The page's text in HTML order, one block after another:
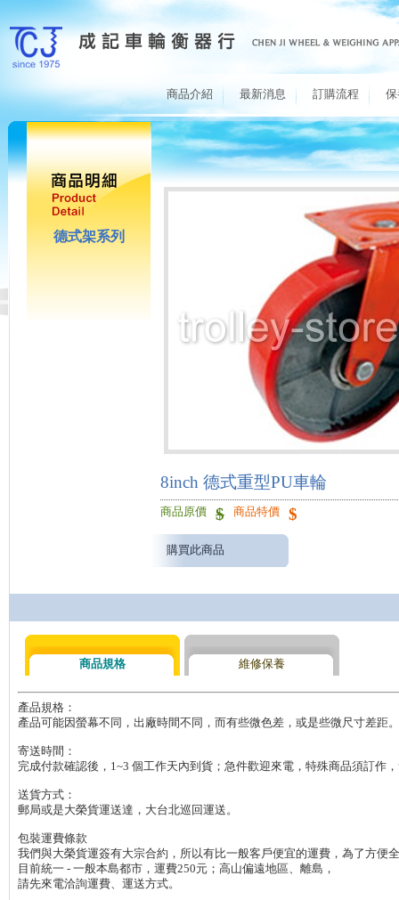
商品介紹 最新消息 訂購流程
德式架系列
8inch 德式重型PU車輪
商品原價 $ 商品特價 $
購買此商品
商品規格 維修保養
產品規格：
產品可能因螢幕不同，出廠時間不同，而有些微色差，或是些微尺寸差距。
寄送時間：
完成付款確認後，1~3 個工作天內到貨；急件歡迎來電，特殊商品須訂作
送貨方式：
郵局或是大榮貨運送達，大台北巡回運送。
包裝運費條款
我們與大榮貨運簽有大宗合約，所以有比一般客戶便宜的運費，為了方便
目前統一 - 一般本島都市，運費250元；高山偏遠地區、離島，
請先來電洽詢運費、運送方式。